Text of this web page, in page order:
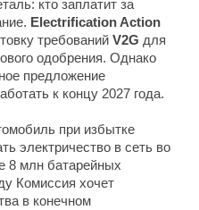
кто заплатит за
Electrification Action
требований V2G для
одобрения. Однако
предложение
к концу 2027 года.
при избытке
электричество в сеть во
8 млн батарейных
Комиссия хочет
в конечном